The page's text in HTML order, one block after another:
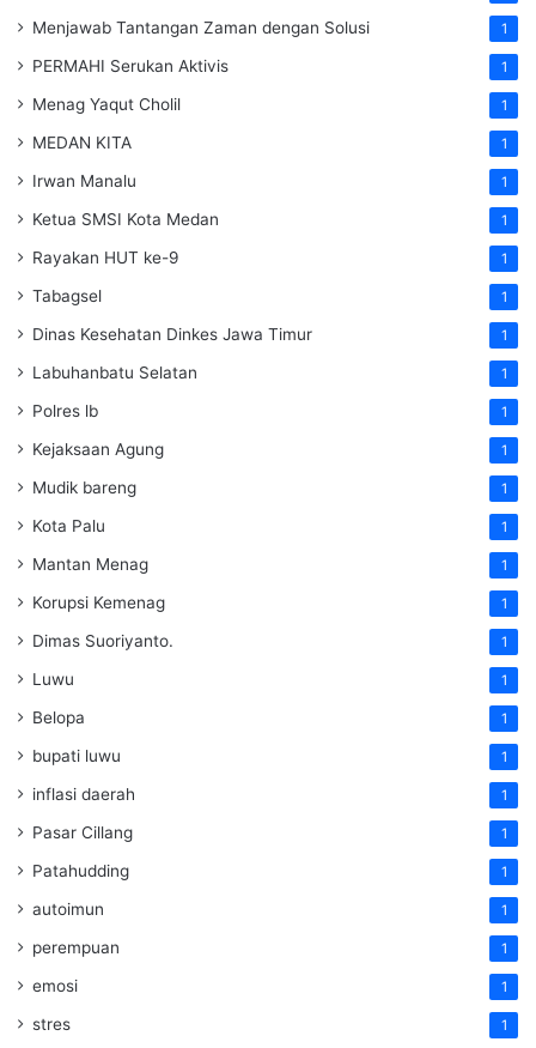
Menjawab Tantangan Zaman dengan Solusi 1
PERMAHI Serukan Aktivis 1
Menag Yaqut Cholil 1
MEDAN KITA 1
Irwan Manalu 1
Ketua SMSI Kota Medan 1
Rayakan HUT ke-9 1
Tabagsel 1
Dinas Kesehatan Dinkes Jawa Timur 1
Labuhanbatu Selatan 1
Polres lb 1
Kejaksaan Agung 1
Mudik bareng 1
Kota Palu 1
Mantan Menag 1
Korupsi Kemenag 1
Dimas Suoriyanto. 1
Luwu 1
Belopa 1
bupati luwu 1
inflasi daerah 1
Pasar Cillang 1
Patahudding 1
autoimun 1
perempuan 1
emosi 1
stres 1